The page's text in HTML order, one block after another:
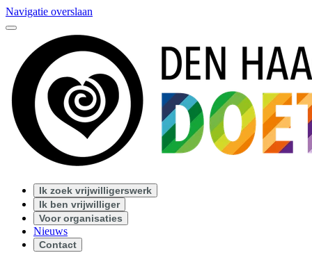
Navigatie overslaan
Ik zoek vrijwilligerswerk
Ik ben vrijwilliger
Voor organisaties
Nieuws
Contact